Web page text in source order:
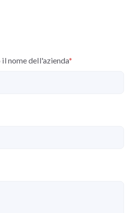
nome dell'azienda*